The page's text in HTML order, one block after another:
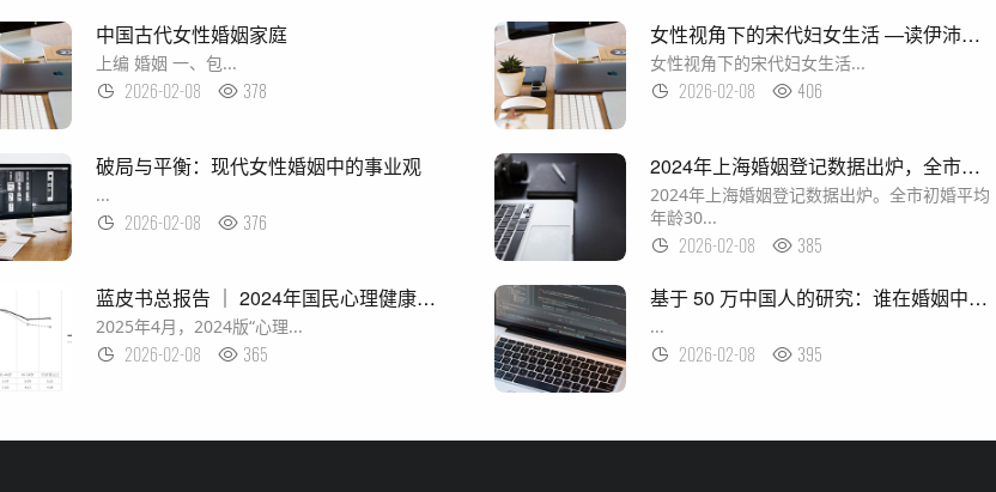
中国古代女性婚姻家庭
上编 婚姻 一、包...
2026-02-08 378
女性视角下的宋代妇女生活 —读伊沛霞著《内闱——宋代的婚姻和妇女生活》
女性视角下的宋代妇女生活...
2026-02-08 406
破局与平衡：现代女性婚姻中的事业观
...
2026-02-08 376
2024年上海婚姻登记数据出炉，全市初婚平均年龄30.1岁
2024年上海婚姻登记数据出炉。全市初婚平均
年龄30...
2026-02-08 385
蓝皮书总报告 ｜ 2024年国民心理健康状况、影响因素与服务状况
2025年4月，2024版“心理...
2026-02-08 365
基于 50 万中国人的研究：谁在婚姻中受益更多？
...
2026-02-08 395